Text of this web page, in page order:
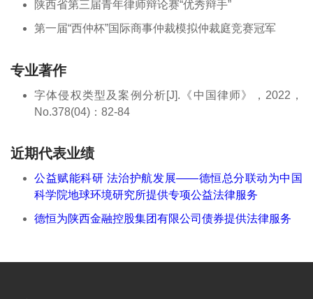
陕西省第三届青年律师辩论赛“优秀辩手”
第一届“西仲杯”国际商事仲裁模拟仲裁庭竞赛冠军
专业著作
字体侵权类型及案例分析[J].《中国律师》，2022，
No.378(04)：82-84
近期代表业绩
公益赋能科研 法治护航发展——德恒总分联动为中国
科学院地球环境研究所提供专项公益法律服务
德恒为陕西金融控股集团有限公司债券提供法律服务